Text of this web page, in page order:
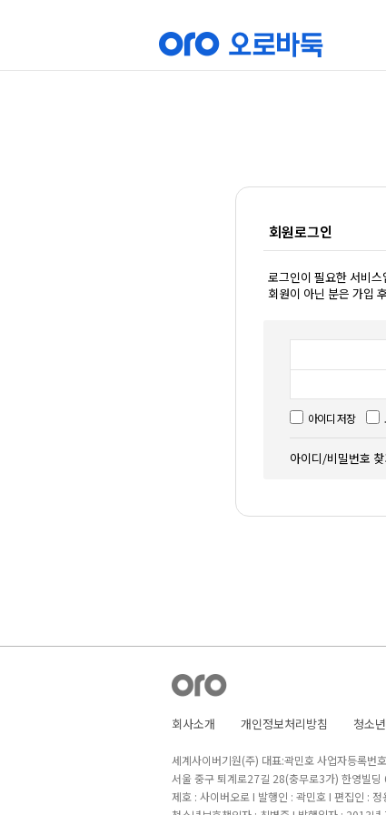
회원로그인
로그인이 필요한 서비스
회원이 아닌 분은 가입
아이디 저장
아이디/비밀번호
회사소개 개인정보처리방침 청소
세계사이버기원(주) 대표:곽민호 사업자등록
서울 중구 퇴계로27길 28(충무로3가) 한영빌딩
제호 : 사이버오로 I 발행인 : 곽민호 I 편집인 :